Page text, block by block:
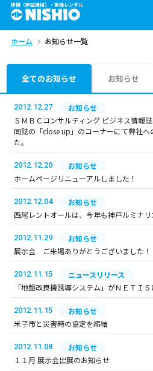
建機（建設機械）・重機レンタル
商品一覧
問合せ依頼リスト
エリア情報を
中部 関西
九州・沖縄（外部）
ホーム お知らせ一覧
全てのお知らせ お知らせ
2012.12.27
お知らせ
ＳＭＢＣコンサルティング ビジネス情報
同誌の「close up」のコーナーにて弊社
た。
2012.12.20
お知らせ
ホームページリニューアルしました！
2012.12.04
お知らせ
西尾レントオールは、今年も神戸ルミナ
2012.11.29
お知らせ
展示会 ご来場ありがとうございました！
2012.11.15
ニュースリリース
「地盤改良機誘導システム」がＮＥＴＩ
2012.11.15
お知らせ
米子市と災害時の協定を締結
2012.11.08
お知らせ
１１月 展示会出展のお知らせ